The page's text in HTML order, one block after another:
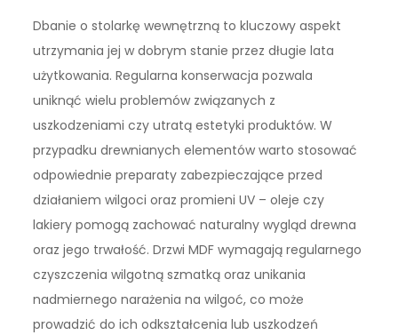
Dbanie o stolarkę wewnętrzną to kluczowy aspekt
utrzymania jej w dobrym stanie przez długie lata
użytkowania. Regularna konserwacja pozwala
uniknąć wielu problemów związanych z
uszkodzeniami czy utratą estetyki produktów. W
przypadku drewnianych elementów warto stosować
odpowiednie preparaty zabezpieczające przed
działaniem wilgoci oraz promieni UV – oleje czy
lakiery pomogą zachować naturalny wygląd drewna
oraz jego trwałość. Drzwi MDF wymagają regularnego
czyszczenia wilgotną szmatką oraz unikania
nadmiernego narażenia na wilgoć, co może
prowadzić do ich odkształcenia lub uszkodzeń